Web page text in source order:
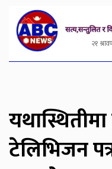
२१
टेलिभिजन